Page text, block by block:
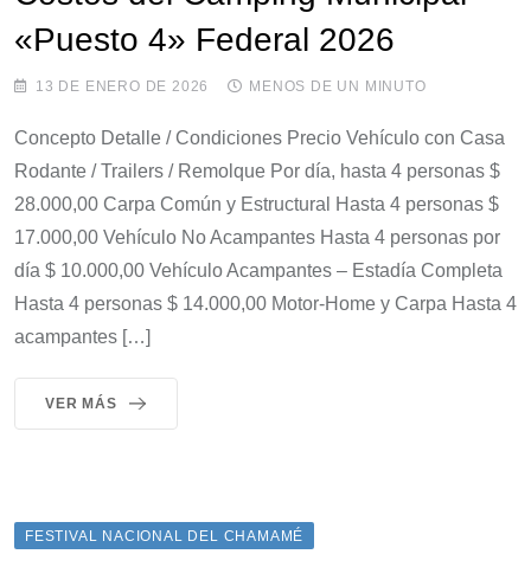
«Puesto 4» Federal 2026
13 DE ENERO DE 2026 MENOS DE UN MINUTO
Concepto Detalle / Condiciones Precio Vehículo con Casa
Rodante / Trailers / Remolque Por día, hasta 4 personas $
28.000,00 Carpa Común y Estructural Hasta 4 personas $
17.000,00 Vehículo No Acampantes Hasta 4 personas por
día $ 10.000,00 Vehículo Acampantes – Estadía Completa
Hasta 4 personas $ 14.000,00 Motor-Home y Carpa Hasta 4
acampantes […]
VER MÁS
FESTIVAL NACIONAL DEL CHAMAMÉ